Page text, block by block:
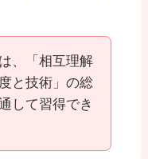
、「相互理解
と技術」の総
して習得でき